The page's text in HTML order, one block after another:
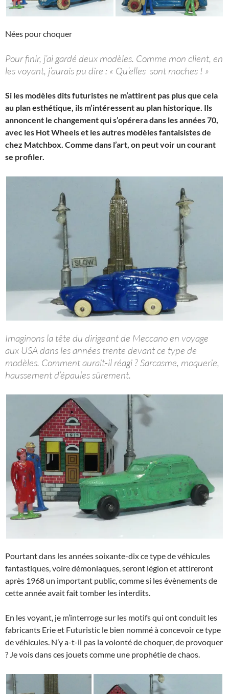
Nées pour choquer
Pour finir, j’ai gardé deux modèles. Comme mon client, en
les voyant, j’aurais pu dire : « Qu’elles sont moches ! »
Si les modèles dits futuristes ne m’attirent pas plus que cela
au plan esthétique, ils m’intéressent au plan historique. Ils
annoncent le changement qui s’opérera dans les années 70,
avec les Hot Wheels et les autres modèles fantaisistes de
chez Matchbox. Comme dans l’art, on peut voir un courant
se profiler.
Imaginons la tête du dirigeant de Meccano en voyage
aux USA dans les années trente devant ce type de
modèles. Comment aurait-il réagi ? Sarcasme, moquerie,
haussement d’épaules sûrement.
Pourtant dans les années soixante-dix ce type de véhicules
fantastiques, voire démoniaques, seront légion et attireront
après 1968 un important public, comme si les évènements de
cette année avait fait tomber les interdits.
En les voyant, je m’interroge sur les motifs qui ont conduit les
fabricants Erie et Futuristic le bien nommé à concevoir ce type
de véhicules. N’y a-t-il pas la volonté de choquer, de provoquer
? Je vois dans ces jouets comme une prophétie de chaos.